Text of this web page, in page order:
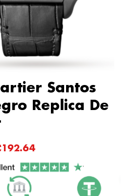
Santos
Replica De
PRICE
£301.00.
192.64
PRICE
IS:
£192.64.